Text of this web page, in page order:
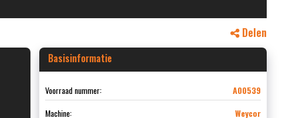
Delen
Basisinformatie
Voorraad nummer:
A00539
Machine:
Weycor